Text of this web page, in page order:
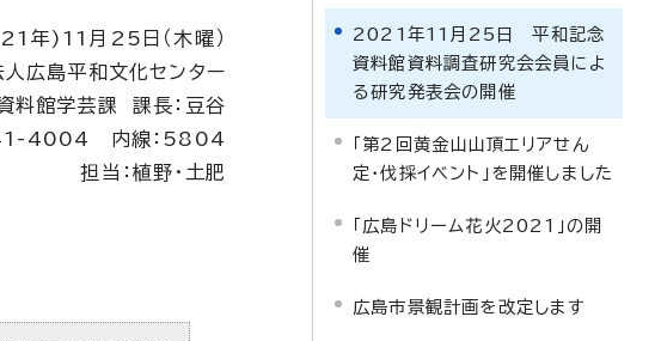
年)11月25日（木曜）
広島平和文化センター
料館学芸課 課長：豆谷
4004 内線：5804
担当：植野・土肥
2021年11月25日 平和記念
資料館資料調査研究会会員によ
る研究発表会の開催
「第2回黄金山山頂エリアせん
定・伐採イベント」を開催しました
「広島ドリーム花火2021」の開
催
広島市景観計画を改定します